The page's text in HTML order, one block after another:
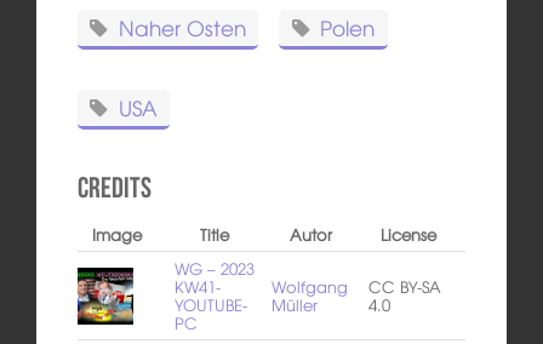
Naher Osten Polen
USA
Credits
Image Title Autor
License
WG – 2023
KW41-
YOUTUBE-
PC
Wolfgang
Müller
CC BY-SA
4.0